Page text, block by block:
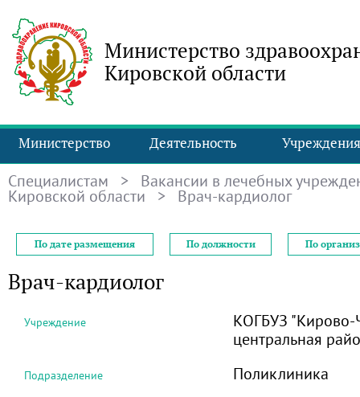
Министерство
Кировской области
Министерство Деятельность Учреждения
Специалистам > Вакансии в лечебных
Кировской области > Врач-кардиолог
По дате размещения По должности По
Врач-кардиолог
Учреждение
КОГБУЗ "Кирово-
центральная
Подразделение Поликлиника